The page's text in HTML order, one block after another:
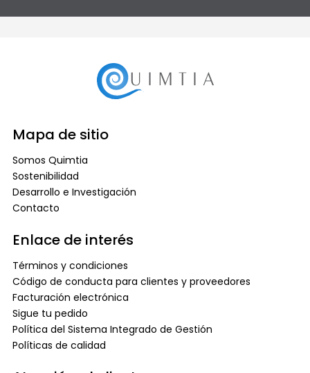
Mapa de sitio
Somos Quimtia
Sostenibilidad
Desarrollo e Investigación
Contacto
Enlace de interés
Términos y condiciones
Código de conducta para clientes y proveedores
Facturación electrónica
Sigue tu pedido
Política del Sistema Integrado de Gestión
Políticas de calidad